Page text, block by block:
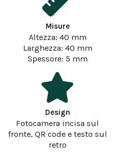
Misure
Altezza: 40 mm
Larghezza: 40 mm
Spessore: 5 mm
Design
Fotocamera incisa sul
fronte, QR code e testo sul
retro